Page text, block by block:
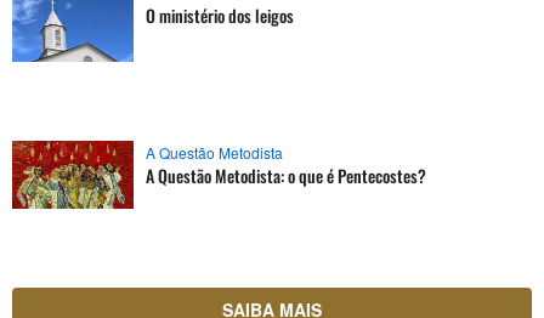
O ministério dos leigos
A Questão Metodista
A Questão Metodista: o que é Pentecostes?
SAIBA MAIS